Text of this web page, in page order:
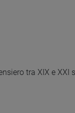
tra XIX e XXI